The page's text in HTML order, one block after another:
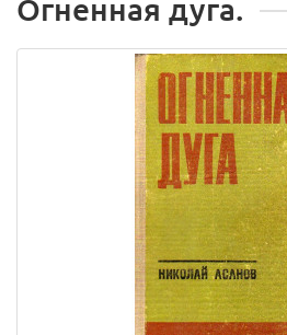
Огненная дуга.